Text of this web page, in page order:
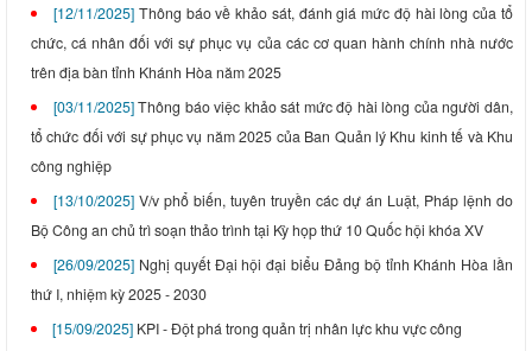
[12/11/2025] Thông báo về khảo sát, đánh giá mức độ hài lòng của tổ
chức, cá nhân đối với sự phục vụ của các cơ quan hành chính nhà nước
trên địa bàn tỉnh Khánh Hòa năm 2025
[03/11/2025]Thông báo việc khảo sát mức độ hài lòng của người dân,
tổ chức đối với sự phục vụ năm 2025 của Ban Quản lý Khu kinh tế và Khu
công nghiệp
[13/10/2025]V/v phổ biến, tuyên truyền các dự án Luật, Pháp lệnh do
Bộ Công an chủ trì soạn thảo trình tại Kỳ họp thứ 10 Quốc hội khóa XV
[26/09/2025] Nghị quyết Đại hội đại biểu Đảng bộ tỉnh Khánh Hòa lần
thứ I, nhiệm kỳ 2025 - 2030
[15/09/2025] KPI - Đột phá trong quản trị nhân lực khu vực công